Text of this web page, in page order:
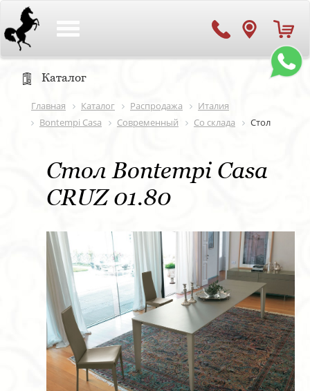
Каталог
Главная Каталог Распродажа
Италия
Bontempi Casa
Современный Со склада Стол
Стол Bontempi Casa
CRUZ 01.80